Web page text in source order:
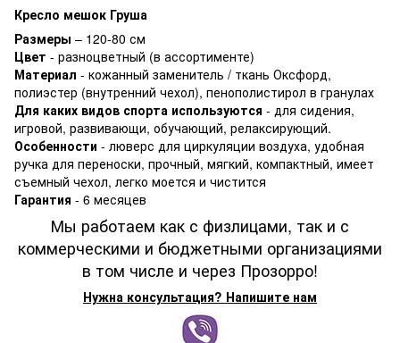
Кресло мешок Груша
Размеры – 120-80 см
Цвет - разноцветный (в ассортименте)
Материал - кожанный заменитель / ткань Оксфорд,
полиэстер (внутренний чехол), пенополистирол в гранулах
Для каких видов спорта используются - для сидения,
игровой, развивающи, обучающий, релаксирующий.
Особенности - люверс для циркуляции воздуха, удобная
ручка для переноски, прочный, мягкий, компактный, имеет
съемный чехол, легко моется и чистится
Гарантия - 6 месяцев
Мы работаем как с физлицами, так и с
коммерческими и бюджетными организациями
в том числе и через Прозорро!
Нужна консультация? Напишите нам